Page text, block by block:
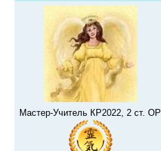
Мастер-Учитель КР2022, 2 ст. ОР